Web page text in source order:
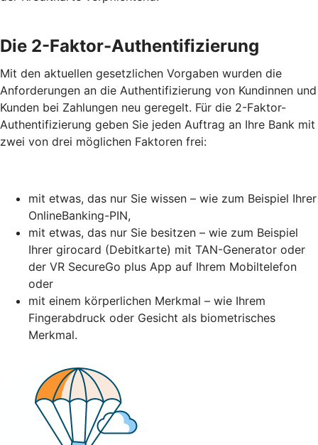
Die 2-Faktor-Authentifizierung
Mit den aktuellen gesetzlichen Vorgaben wurden die
Anforderungen an die Authentifizierung von Kundinnen und
Kunden bei Zahlungen neu geregelt. Für die 2-Faktor-
Authentifizierung geben Sie jeden Auftrag an Ihre Bank mit
zwei von drei möglichen Faktoren frei:
mit etwas, das nur Sie wissen – wie zum Beispiel Ihrer
OnlineBanking-PIN,
mit etwas, das nur Sie besitzen – wie zum Beispiel
Ihrer girocard (Debitkarte) mit TAN-Generator oder
der VR SecureGo plus App auf Ihrem Mobiltelefon
oder
mit einem körperlichen Merkmal – wie Ihrem
Fingerabdruck oder Gesicht als biometrisches
Merkmal.